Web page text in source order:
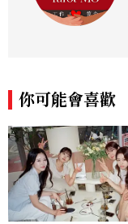
你可能會喜歡